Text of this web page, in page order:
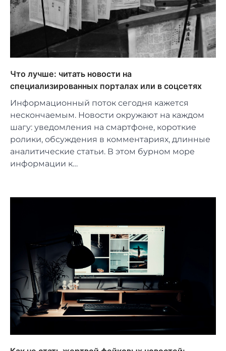
Что лучше: читать новости на
специализированных порталах или в соцсетях
Информационный поток сегодня кажется
нескончаемым. Новости окружают на каждом
шагу: уведомления на смартфоне, короткие
ролики, обсуждения в комментариях, длинные
аналитические статьи. В этом бурном море
информации к…